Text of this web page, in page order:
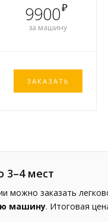
9900₽
за машину
ЗАКАЗАТЬ
3–4 мест
можно заказать
машину. Итоговая